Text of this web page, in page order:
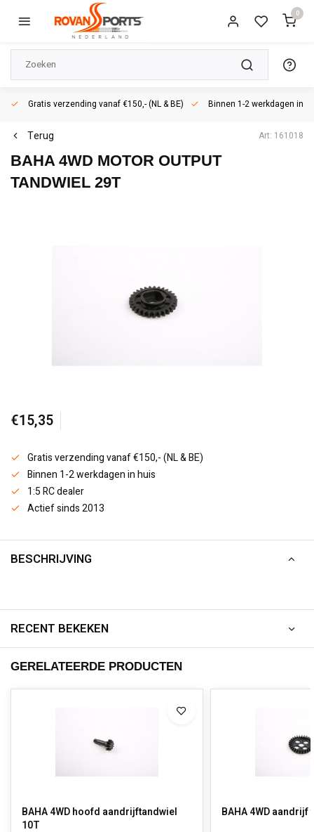
0
Gratis verzending vanaf €150,- (NL & BE) Binnen 1-2 werkdagen in
Terug Art: 161018
BAHA 4WD MOTOR OUTPUT
TANDWIEL 29T
€15,35
Gratis verzending vanaf €150,- (NL & BE)
Binnen 1-2 werkdagen in huis
1:5 RC dealer
Actief sinds 2013
BESCHRIJVING
RECENT BEKEKEN
GERELATEERDE PRODUCTEN
BAHA 4WD hoofd aandrijftandwiel
10T
BAHA 4WD aandrijf